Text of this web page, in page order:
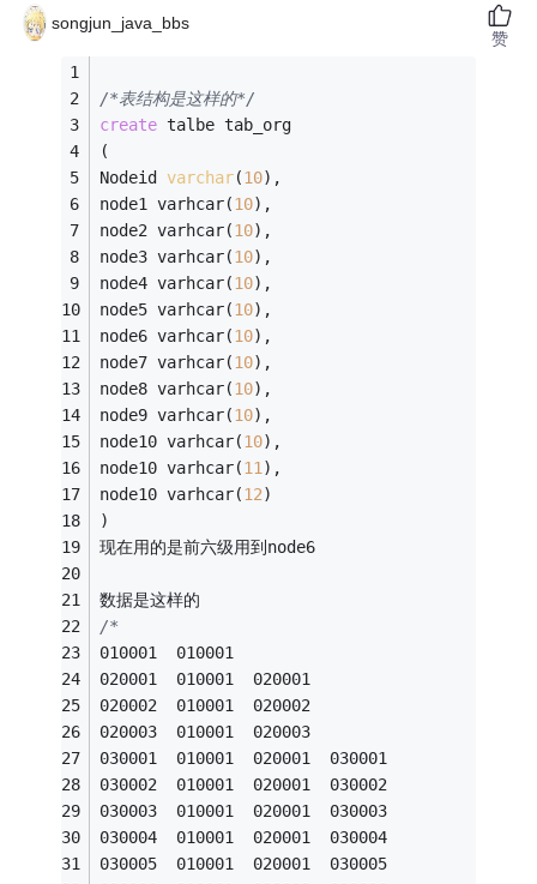
songjun_java_bbs
/*表结构是这样的*/
create talbe tab_org
(
Nodeid varchar(10),
node1 varhcar(10),
node2 varhcar(10),
node3 varhcar(10),
node4 varhcar(10),
node5 varhcar(10),
node6 varhcar(10),
node7 varhcar(10),
node8 varhcar(10),
node9 varhcar(10),
node10 varhcar(10),
node10 varhcar(11),
node10 varhcar(12)
)
现在用的是前六级用到node6
数据是这样的
/*
赞